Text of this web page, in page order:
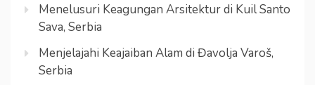
Menelusuri Keagungan Arsitektur di Kuil Santo
Sava, Serbia
Menjelajahi Keajaiban Alam di Đavolja Varoš,
Serbia